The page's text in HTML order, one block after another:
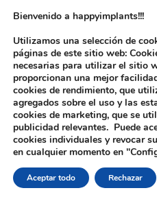
Inicio / Productos etiquetados
Bienvenido a happyimplants!!!
Utilizamos una selección de
páginas de este sitio web:
necesarias para utilizar el sitio
proporcionan una mejor
cookies de rendimiento, que
agregados sobre el uso y las
cookies de marketing, que se
publicidad relevantes. Puede
cookies individuales y revocar
en cualquier momento en
Aceptar todo Rechazar